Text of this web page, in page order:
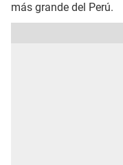
más grande del Perú.